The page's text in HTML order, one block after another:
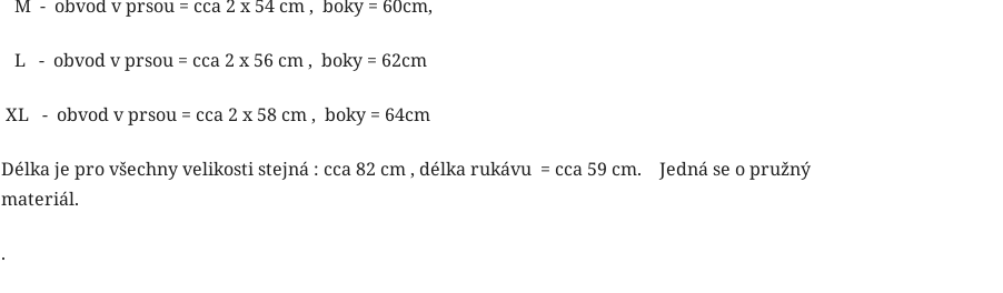
M - obvod v prsou = cca 2 x 54 cm , boky = 60cm,
L - obvod v prsou = cca 2 x 56 cm , boky = 62cm
XL - obvod v prsou = cca 2 x 58 cm , boky = 64cm
Délka je pro všechny velikosti stejná : cca 82 cm , délka rukávu = cca 59 cm. Jedná se o pružný
materiál.
.